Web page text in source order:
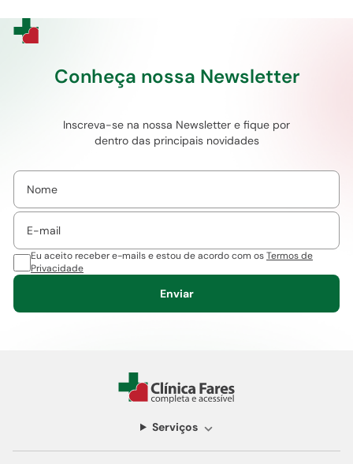
Conheça nossa Newsletter
Inscreva-se na nossa Newsletter e fique por
dentro das principais novidades
Eu aceito receber e-mails e estou de acordo com osTermos de
Privacidade
Enviar
Serviços